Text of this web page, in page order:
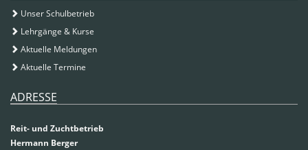
Unser Schulbetrieb
Lehrgänge & Kurse
Aktuelle Meldungen
Aktuelle Termine
ADRESSE
Reit- und Zuchtbetrieb
Hermann Berger